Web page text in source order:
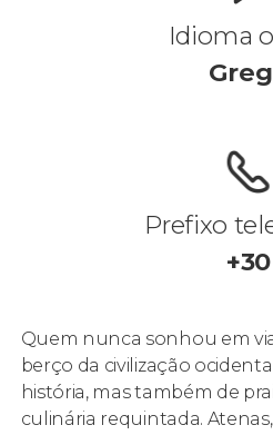
Idioma
Prefixo
+30
Quem nunca sonhou em
berço da civilização
história, mas também de
culinária requintada.